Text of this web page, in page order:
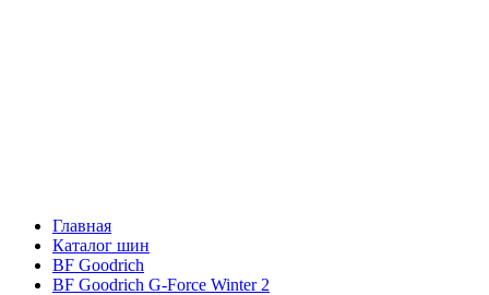
Главная
Каталог шин
BF Goodrich
BF Goodrich G-Force Winter 2